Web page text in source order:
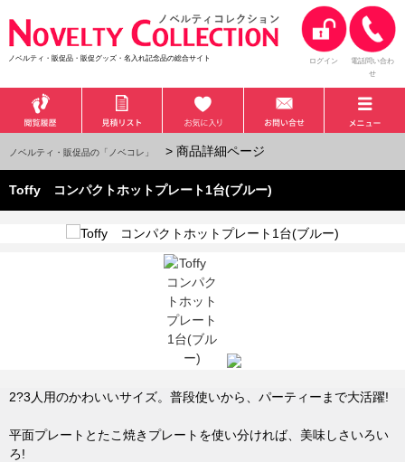
ノベルティ・販促品・販促グッズ・名入れ記念品の総合サイト ログイン
電話問い合わ
せ
ノベルティ・販促品の「ノベコレ」 > 商品詳細ページ
Toffy コンパクトホットプレート1台(ブルー)
2?3人用のかわいいサイズ。普段使いから、パーティーまで大活躍!
平面プレートとたこ焼きプレートを使い分ければ、美味しさいろい
ろ!